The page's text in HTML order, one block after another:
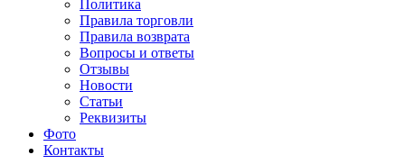
Политика
Правила торговли
Правила возврата
Вопросы и ответы
Отзывы
Новости
Статьи
Реквизиты
Фото
Контакты